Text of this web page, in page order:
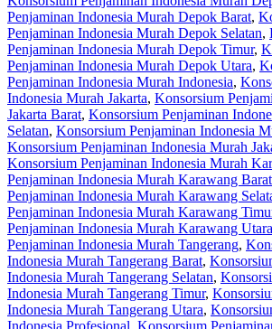
Penjaminan Indonesia Murah Depok Barat,
Penjaminan Indonesia Murah Depok Selatan,
Penjaminan Indonesia Murah Depok Timur,
Penjaminan Indonesia Murah Depok Utara,
Penjaminan Indonesia Murah Indonesia,
Indonesia Murah Jakarta, Konsorsium
Jakarta Barat, Konsorsium Penjaminan
Selatan, Konsorsium Penjaminan Indonesia
Konsorsium Penjaminan Indonesia Murah
Konsorsium Penjaminan Indonesia Murah
Penjaminan Indonesia Murah Karawang Barat
Penjaminan Indonesia Murah Karawang
Penjaminan Indonesia Murah Karawang
Penjaminan Indonesia Murah Karawang Utara
Penjaminan Indonesia Murah Tangerang,
Indonesia Murah Tangerang Barat,
Indonesia Murah Tangerang Selatan,
Indonesia Murah Tangerang Timur,
Indonesia Murah Tangerang Utara,
Indonesia Profesional, Konsorsium